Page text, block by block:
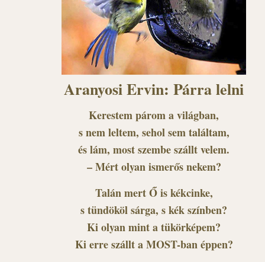
Aranyosi Ervin: Párra lelni
Kerestem párom a világban,
s nem leltem, sehol sem találtam,
és lám, most szembe szállt velem.
– Mért olyan ismerős nekem?
Talán mert Ő is kékcinke,
s tündököl sárga, s kék színben?
Ki olyan mint a tükörképem?
Ki erre szállt a MOST-ban éppen?